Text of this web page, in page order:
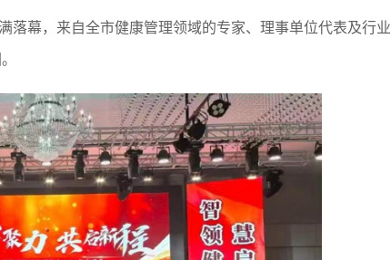
落幕，来自全市健康管理领域的专家、理事单位代表及行业